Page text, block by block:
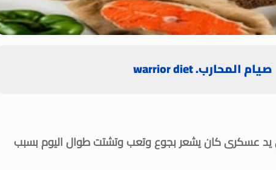
صيام المحارب. warrior diet
النظام سنة 2002 علي يد عسكرى كان يشعر بجوع وتعب وتشتت طوال اليوم بسبب